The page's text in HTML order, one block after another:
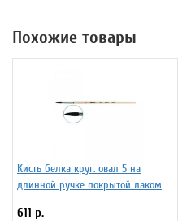
Похожие товары
Кисть белка круг. овал 5 на
длинной ручке покрытой лаком
611 р.